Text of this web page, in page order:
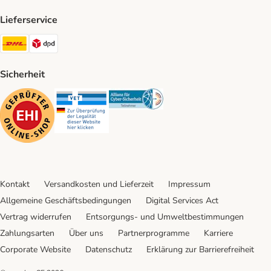
Lieferservice
DHL Shipping Method
Sicherheit
Security Security Security
Kontakt Versandkosten und Lieferzeit
Impressum
Allgemeine Geschäftsbedingungen
Digital Services Act
Vertrag widerrufen
Entsorgungs- und Umweltbestimmungen
Zahlungsarten
Über uns Partnerprogramme
Karriere
Corporate Website
Datenschutz Erklärung zur Barrierefreiheit